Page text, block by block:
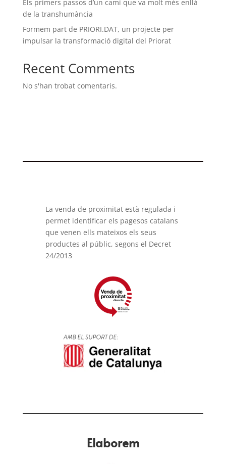
Els primers passos d’un camí que va molt més enllà
de la transhumància
Formem part de PRIORI.DAT, un projecte per
impulsar la transformació digital del Priorat
Recent Comments
No s'han trobat comentaris.
La venda de proximitat està regulada i
permet identificar els pagesos catalans
que venen ells mateixos els seus
productes al públic, segons el Decret
24/2013
Elaborem